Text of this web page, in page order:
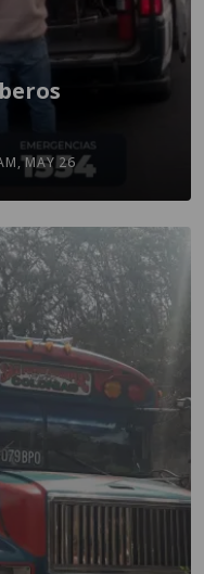
MAY 26